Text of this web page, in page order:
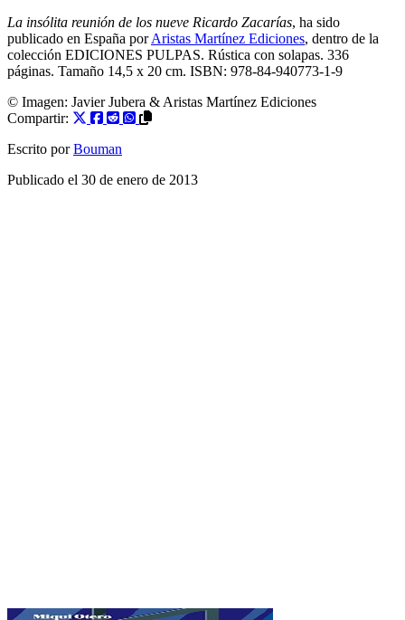
La insólita reunión de los nueve Ricardo Zacarías, ha sido
publicado en España porAristas Martínez Ediciones, dentro de la
colección EDICIONES PULPAS. Rústica con solapas. 336
páginas. Tamaño 14,5 x 20 cm. ISBN: 978-84-940773-1-9
© Imagen: Javier Jubera & Aristas Martínez Ediciones
Compartir:
Escrito por Bouman
Publicado el 30 de enero de 2013